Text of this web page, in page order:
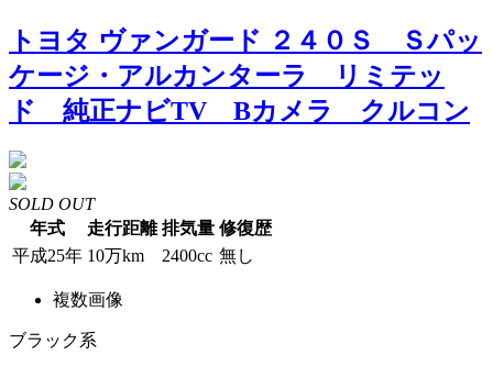
トヨタ ヴァンガード ２４０Ｓ Ｓパッ
ケージ・アルカンターラ リミテッ
ド 純正ナビTV Bカメラ クルコン
SOLD OUT
年式
走行距離 排気量 修復歴
平成25年 10万km 2400cc 無し
複数画像
ブラック系